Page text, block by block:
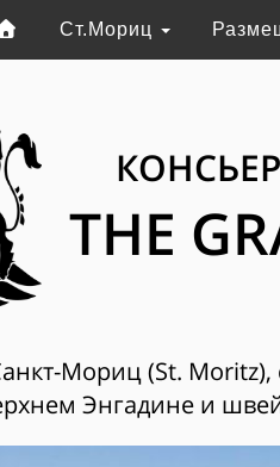
Ст.Мориц
THE
Мориц (St.
Энгадине и